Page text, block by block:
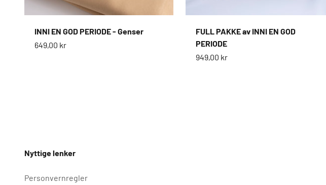
INNI EN GOD PERIODE - Genser
Salgspris
649,00 kr
FULL PAKKE av INNI EN GOD
PERIODE
Salgspris
949,00 kr
Nyttige lenker
Personvernregler